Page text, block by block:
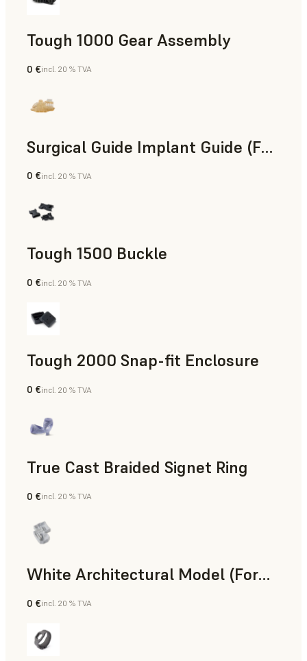
Tough 1000 Gear Assembly
Ingénierie
0 €incl. 20 % TVA
Surgical Guide Implant Guide (Form 4)
Dentaire
0 €incl. 20 % TVA
Tough 1500 Buckle
Ingénierie
0 €incl. 20 % TVA
Tough 2000 Snap-fit Enclosure
Ingénierie
0 €incl. 20 % TVA
True Cast Braided Signet Ring
Joaillerie
0 €incl. 20 % TVA
White Architectural Model (Form 4)
Résine standard
0 €incl. 20 % TVA